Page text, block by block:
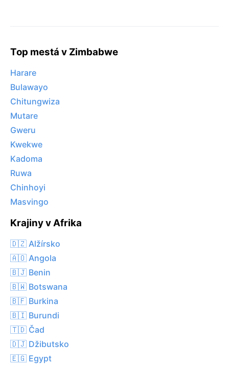
Top mestá v Zimbabwe
Harare
Bulawayo
Chitungwiza
Mutare
Gweru
Kwekwe
Kadoma
Ruwa
Chinhoyi
Masvingo
Krajiny v Afrika
🇩🇿 Alžírsko
🇦🇴 Angola
🇧🇯 Benin
🇧🇼 Botswana
🇧🇫 Burkina
🇧🇮 Burundi
🇹🇩 Čad
🇩🇯 Džibutsko
🇪🇬 Egypt